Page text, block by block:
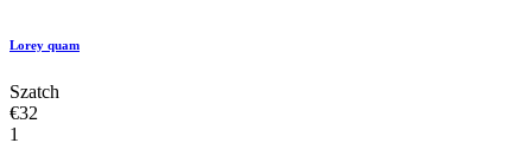
Lorey quam
Szatch
€32
1